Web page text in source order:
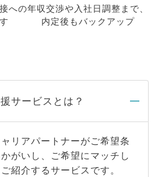
への年収交渉や入社日調整まで、
内定後もバックアップ
サービスとは？
リアパートナーがご希望条
がいし、ご希望にマッチし
紹介するサービスです。